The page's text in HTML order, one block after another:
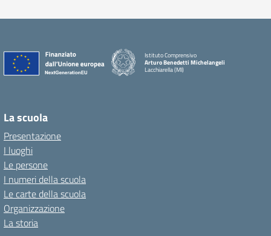
Istituto Comprensivo
Arturo Benedetti Michelangeli
Lacchiarella (MI)
La scuola
Presentazione
I luoghi
Le persone
I numeri della scuola
Le carte della scuola
Organizzazione
La storia